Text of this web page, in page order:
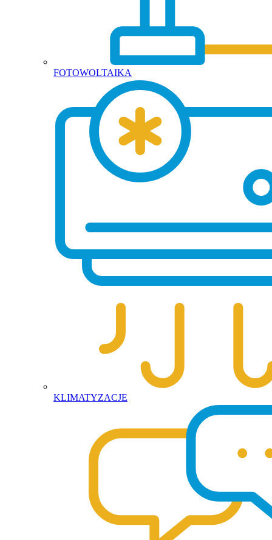
FOTOWOLTAIKA
KLIMATYZACJE